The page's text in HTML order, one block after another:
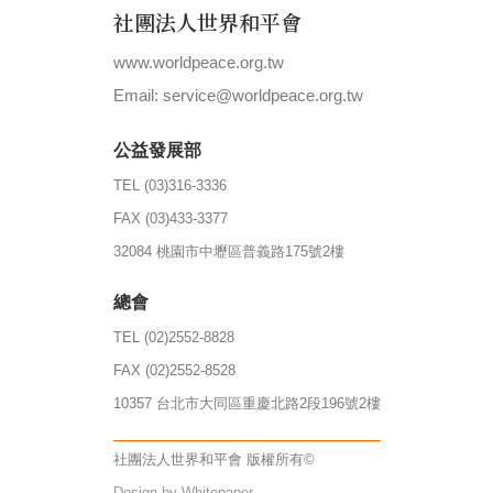
社團法人世界和平會
www.worldpeace.org.tw
Email: service@worldpeace.org.tw
公益發展部
TEL (03)316-3336
FAX (03)433-3377
32084 桃園市中壢區普義路175號2樓
總會
TEL (02)2552-8828
FAX (02)2552-8528
10357 台北市大同區重慶北路2段196號2樓
社團法人世界和平會 版權所有©